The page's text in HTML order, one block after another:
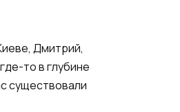
Дмитрий,
то в глубине
существовали